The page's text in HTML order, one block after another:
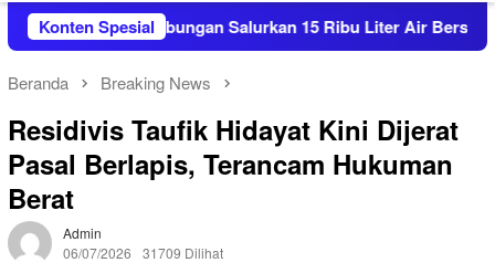
Konten Spesial
15 Ribu Liter Air Bersih ke Pasekan Patroli
Beranda Breaking News
Residivis Taufik Hidayat Kini Dijerat
Pasal Berlapis, Terancam Hukuman
Berat
Admin
06/07/2026
31709 Dilihat